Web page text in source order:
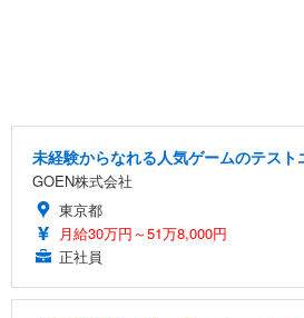
未経験からなれる人気ゲームのテス
GOEN株式会社
東京都
月給30万円～51万8,000円
正社員